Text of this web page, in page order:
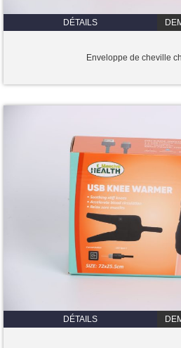
DÉTAILS
Enveloppe de cheville
DÉTAILS